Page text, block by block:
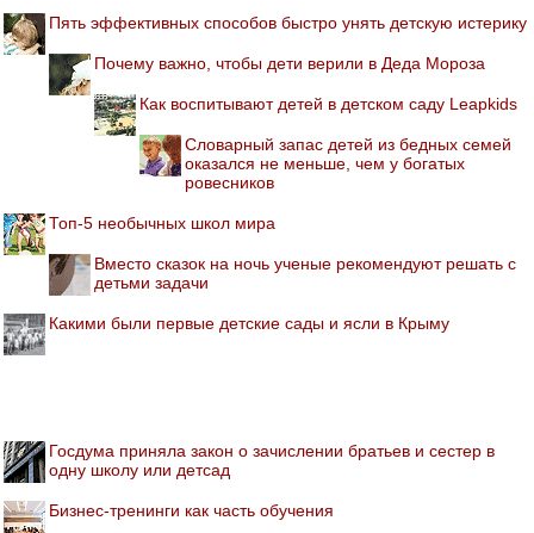
Пять эффективных способов быстро унять детскую истерику
Почему важно, чтобы дети верили в Деда Мороза
Как воспитывают детей в детском саду Leapkids
Словарный запас детей из бедных семей
оказался не меньше, чем у богатых
ровесников
Топ-5 необычных школ мира
Вместо сказок на ночь ученые рекомендуют решать с
детьми задачи
Какими были первые детские сады и ясли в Крыму
Госдума приняла закон о зачислении братьев и сестер в
одну школу или детсад
Бизнес-тренинги как часть обучения